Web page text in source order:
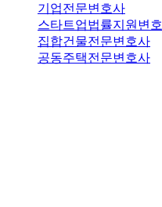
기업전문변호사
스타트업법률지원변
집합건물전문변호사
공동주택전문변호사